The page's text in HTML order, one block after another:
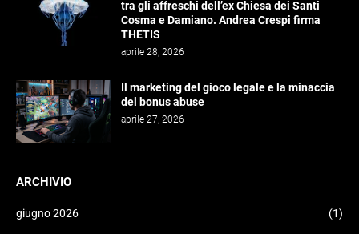
tra gli affreschi dell’ex Chiesa dei Santi
Cosma e Damiano. Andrea Crespi firma
THETIS
aprile 28, 2026
Il marketing del gioco legale e la minaccia
del bonus abuse
aprile 27, 2026
ARCHIVIO
giugno 2026 (1)